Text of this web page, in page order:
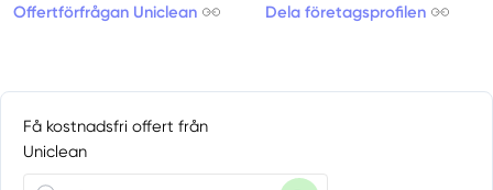
Offertförfrågan Uniclean
Dela företagsprofilen
Få kostnadsfri offert från
Uniclean